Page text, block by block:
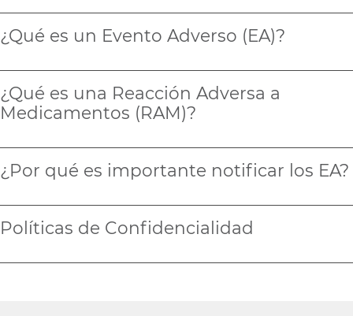
¿Qué es un Evento Adverso (EA)?
¿Qué es una Reacción Adversa a
Medicamentos (RAM)?
¿Por qué es importante notificar los EA?
Políticas de Confidencialidad